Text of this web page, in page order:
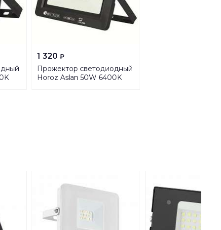
1 320 ₽
Прожектор светодиодный
Horoz Aslan 50W 6400K